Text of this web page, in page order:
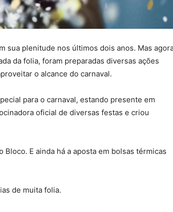
sua plenitude nos últimos dois anos. Mas
da folia, foram preparadas diversas ações
o alcance do carnaval.
para o carnaval, estando presente em
oficial de diversas festas e criou
E ainda há a aposta em bolsas térmicas
de muita folia.